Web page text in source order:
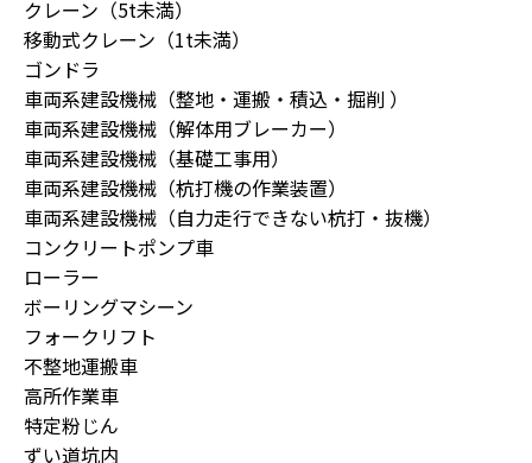
クレーン（5t未満）
移動式クレーン（1t未満）
ゴンドラ
車両系建設機械（整地・運搬・積込・掘削 ）
車両系建設機械（解体用ブレーカー）
車両系建設機械（基礎工事用）
車両系建設機械（杭打機の作業装置）
車両系建設機械（自力走行できない杭打・抜機）
コンクリートポンプ車
ローラー
ボーリングマシーン
フォークリフト
不整地運搬車
高所作業車
特定粉じん
ずい道坑内